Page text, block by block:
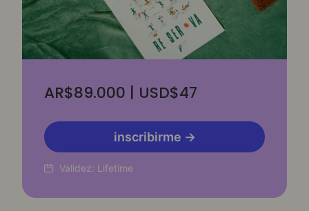
AR$89.000 | USD$47
inscribirme →
Validez: Lifetime